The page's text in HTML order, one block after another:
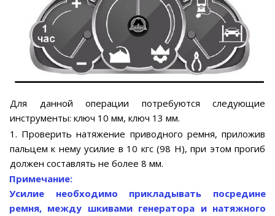
Для данной операции потребуются следующие
инструменты: ключ 10 мм, ключ 13 мм.
1. Проверить натяжение приводного ремня, приложив
пальцем к нему усилие в 10 кгс (98 Н), при этом прогиб
должен составлять не более 8 мм.
Примечание:
Усилие необходимо прикладывать посредине
ремня, между шкивами генератора и натяжного